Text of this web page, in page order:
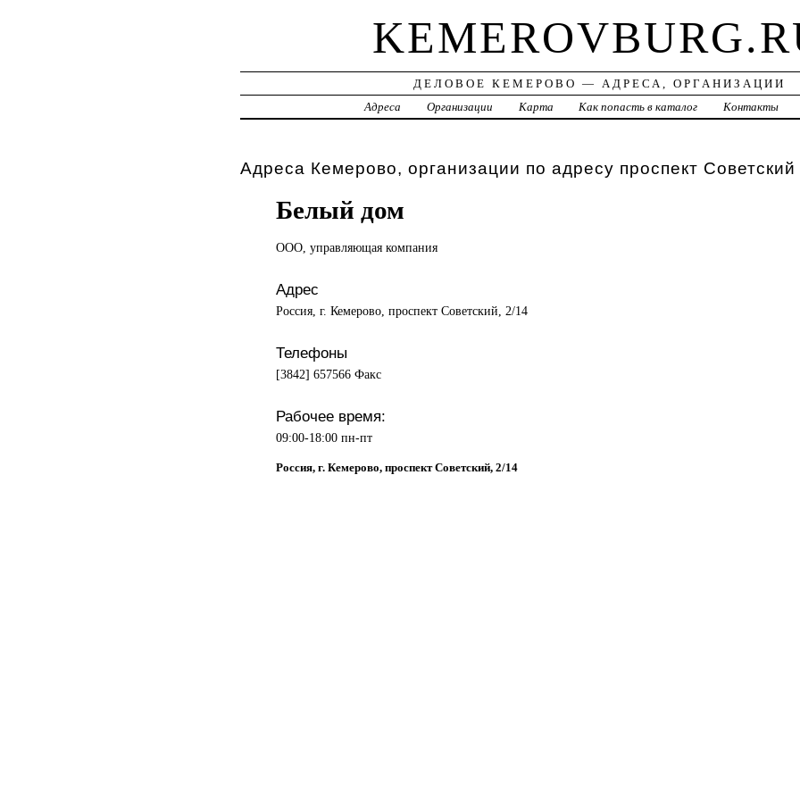
ДЕЛОВОЕ КЕМЕРОВО — АДРЕСА, ОРГАНИЗАЦИИ
Адреса
Организации Карта Как попасть в каталог Контакты
Адреса Кемерово, организации по адресу проспект Советский
Белый дом
ООО, управляющая компания
Адрес
Россия, г. Кемерово, проспект Советский, 2/14
Телефоны
[3842] 657566 Факс
Рабочее время:
09:00-18:00 пн-пт
Россия, г. Кемерово, проспект Советский, 2/14